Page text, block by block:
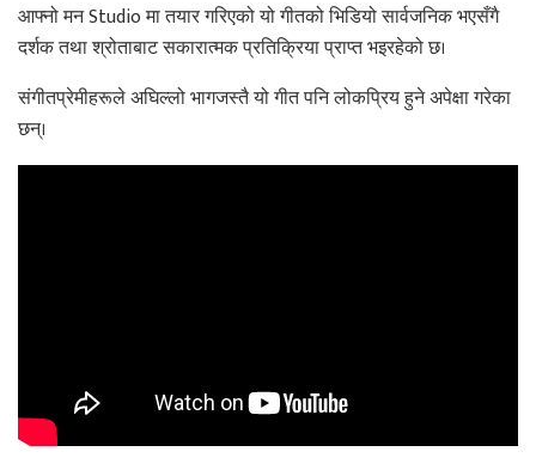
आफ्नो मन Studio मा तयार गरिएको यो गीतको भिडियो सार्वजनिक भएसँगै
दर्शक तथा श्रोताबाट सकारात्मक प्रतिक्रिया प्राप्त भइरहेको छ।
संगीतप्रेमीहरूले अघिल्लो भागजस्तै यो गीत पनि लोकप्रिय हुने अपेक्षा गरेका
छन्।